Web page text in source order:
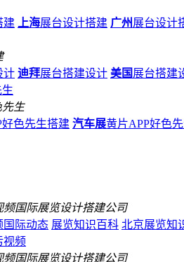
建 上海展台设计搭建 广州展台设计
计 迪拜展台搭建设计 美国 展台搭建
好色先生搭建 汽车展黄片APP好色
国际动态 展览知识百科 北京展览知
视频